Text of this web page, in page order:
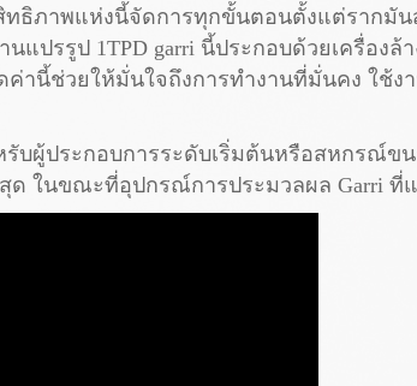
ทธิภาพแห่งนี้จัดการทุกขั้นตอนตั้งแต่รากมัน
แปรรูป 1TPD garri นี้ประกอบด้วยเครื่อง
ค่านี้ช่วยให้มั่นใจถึงการทำงานที่มั่นคง ใช้
รับผู้ประกอบการระดับเริ่มต้นหรือสหกรณ์
ในขณะที่อุปกรณ์การประมวลผล Garri ที่